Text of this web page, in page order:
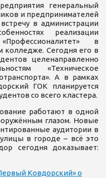
генеральный
и предпринимателей
в администрации
реализации
в
колледже. Сегодня его в
целенаправленно
«Техническое
А в рамках
ГОК планируется
со всего кластера.
работают в одной
глазом. Новые
аудитории в
в городе – всё это
сегодня доказывает:
Ковдорский»о